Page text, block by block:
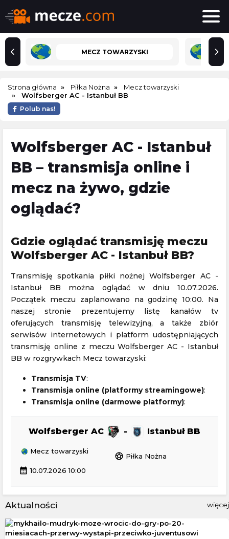
MECZ TOWARZYSKI
Strona główna Piłka Nożna
Mecz towarzyski
Wolfsberger AC - Istanbuł BB
Polub nas!
Wolfsberger AC - Istanbuł
BB – transmisja online i
mecz na żywo, gdzie
oglądać?
Gdzie oglądać transmisję meczu
Wolfsberger AC - Istanbuł BB?
Transmisję spotkania piłki nożnej Wolfsberger AC -
Istanbuł BB można oglądać w dniu 10.07.2026.
Początek meczu zaplanowano na godzinę 10:00. Na
naszej stronie prezentujemy listę kanałów tv
oferujących transmisję telewizyjną, a także zbiór
serwisów internetowych i platform udostępniających
transmisję online z meczu Wolfsberger AC - Istanbuł
BB w rozgrywkach Mecz towarzyski:
Transmisja TV:
Transmisja online (platformy streamingowe):
Transmisja online (darmowe platformy):
Wolfsberger AC - Istanbuł BB
Mecz towarzyski
sports_soccer Piłka Nożna
calendar_month 10.07.2026 10:00
Aktualności więcej